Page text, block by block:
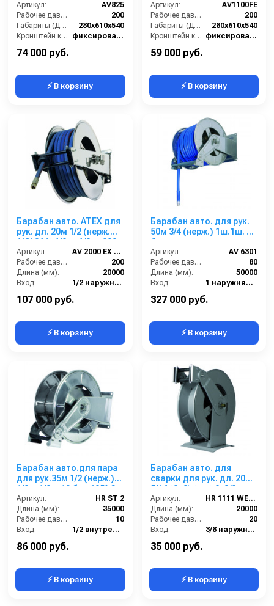
механизмом AV 825
Артикул:
AV825
Рабочее давление (бар):
200
Габариты (ДхШхВ):
280x610x540
Кронштейн катушки:
фиксированный
Наличие шланга:
74 000 руб.
⚡ В корзину
Артикул:
AV1100FE
Рабочее давление (бар):
200
Габариты (ДхШхВ):
280x610x540
Кронштейн катушки:
фиксированный
Наличие шланга:
59 000 руб.
⚡ В корзину
Барабан авто. ATEX для
рук. дл. 20м 1/2 (нерж.
AISI 316) 1/2ш. 1/2ш. 200
бар
Артикул:
AV 2000 EX 316
Рабочее давление (бар):
200
Длина (мм):
20000
Вход:
1/2 наружняя резьба
107 000 руб.
⚡ В корзину
Барабан авто. для рук.
50м 3/4 (нерж.) 1ш.1ш. 20
бар
Артикул:
AV 6301
Рабочее давление (бар):
80
Длина (мм):
50000
Вход:
1 наружняя резьба
327 000 руб.
⚡ В корзину
Барабан авто.для пара
для рук.35м 1/2 (нерж.)
1/2 г .1/2 г. 10 бар 185° С
Артикул:
HR ST 2
Длина (мм):
35000
Рабочее давление (бар):
10
Вход:
1/2 внутренняя резьба
86 000 руб.
⚡ В корзину
Барабан авто. для
сварки для рук. дл. 20м
5/16 (8+8) (кр.) 2x3/8ш.
2x3/8г. 20 бар
Артикул:
HR 1111 WE FE
Длина (мм):
20000
Рабочее давление (бар):
20
Вход:
3/8 наружняя резьба
35 000 руб.
⚡ В корзину